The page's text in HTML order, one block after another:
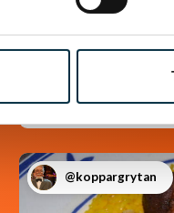
älskar den.
det receptet jag
@koppargrytan